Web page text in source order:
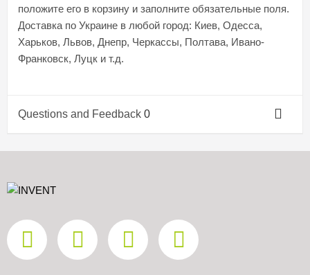
положите его в корзину и заполните обязательные поля.
Доставка по Украине в любой город: Киев, Одесса,
Харьков, Львов, Днепр, Черкассы, Полтава, Ивано-
Франковск, Луцк и т.д.
Questions and Feedback 0